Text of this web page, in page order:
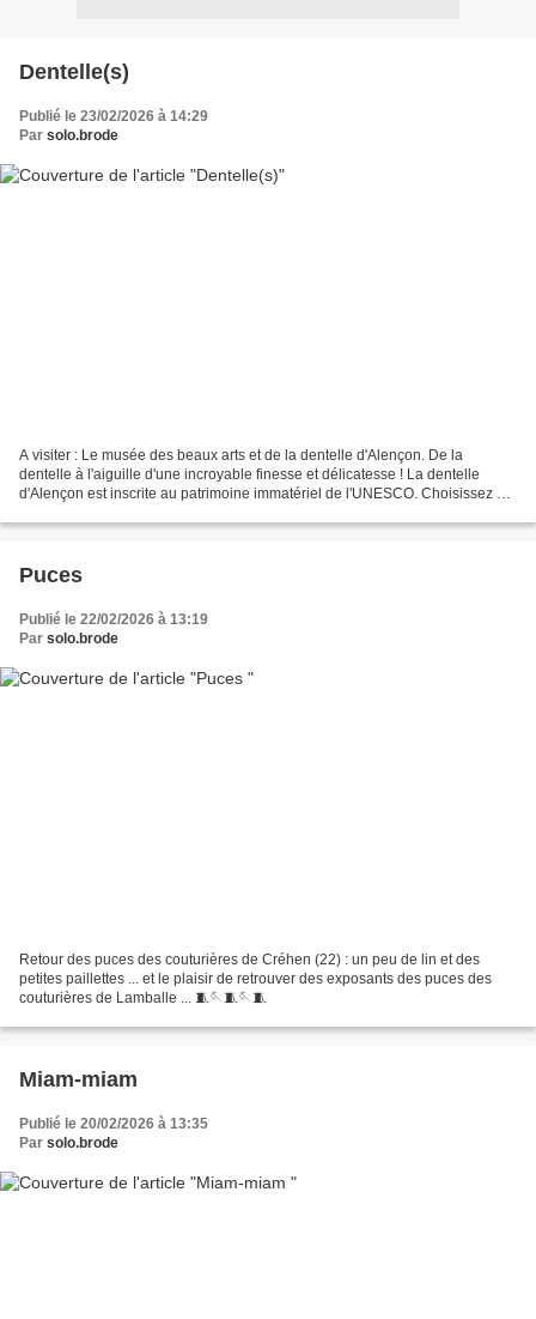
Dentelle(s)
Publié le 23/02/2026 à 14:29
Par solo.brode
A visiter : Le musée des beaux arts et de la dentelle d'Alençon. De la
dentelle à l'aiguille d'une incroyable finesse et délicatesse ! La dentelle
d'Alençon est inscrite au patrimoine immatériel de l'UNESCO. Choisissez un
Puces
Publié le 22/02/2026 à 13:19
Par solo.brode
Retour des puces des couturières de Créhen (22) : un peu de lin et des
petites paillettes ... et le plaisir de retrouver des exposants des puces des
couturières de Lamballe ... 🧵🪡🧵🪡🧵
Miam-miam
Publié le 20/02/2026 à 13:35
Par solo.brode